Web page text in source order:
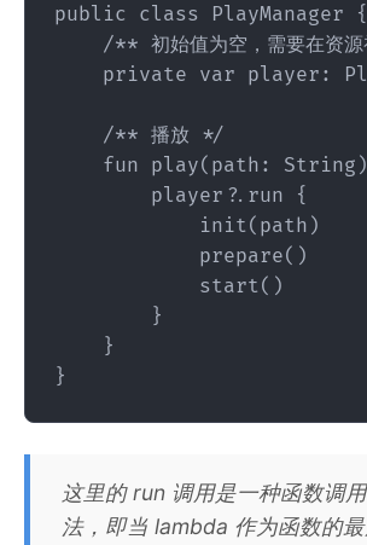
public class PlayManager {
/** 初始值为空，需要在资
private var player:
    /** 播放 */
fun play(path:
        player?.run {
            init(path)
            prepare()
            start()
        }
    }
这里的 run 调用是一种函数调
法，即当 lambda 作为函数的